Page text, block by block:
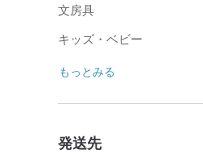
文房具
キッズ・ベビー
もっとみる
発送先